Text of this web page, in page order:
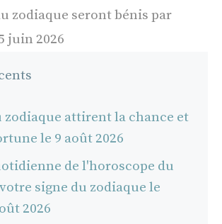
zodiaque seront bénis par
juin 2026
zodiaque attirent la chance et
le 9 août 2026
de l'horoscope du
signe du zodiaque le
2026